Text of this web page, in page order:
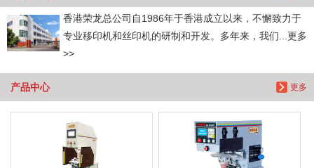
香港荣龙总公司自1986年于香港成立以来，不懈致力于
专业移印机和丝印机的研制和开发。多年来，我们...更多
>>
更多
产品中心